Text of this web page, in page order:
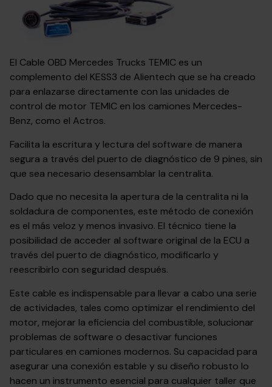
El Cable OBD Mercedes Trucks TEMIC es un
complemento del KESS3 de Alientech que se ha creado
para enlazarse directamente con las unidades de
control de motor TEMIC en los camiones Mercedes-
Benz, como el Actros.
Facilita la escritura y lectura del software de manera
segura a través del puerto de diagnóstico de 9 pines, sin
que sea necesario desensamblar la centralita.
Dado que no necesita la apertura de la centralita ni la
soldadura de componentes, este método de conexión
es el más veloz y menos invasivo. El técnico tiene la
posibilidad de acceder al software original de la ECU a
través del puerto de diagnóstico, modificarlo y
reescribirlo con seguridad después.
Este cable es indispensable para llevar a cabo una serie
de actividades, tales como optimizar el rendimiento del
motor, mejorar la eficiencia del combustible, solucionar
problemas de software o desactivar funciones
particulares en camiones modernos. Su capacidad para
asegurar una conexión estable y su diseño robusto lo
hacen un instrumento esencial para cualquier taller que